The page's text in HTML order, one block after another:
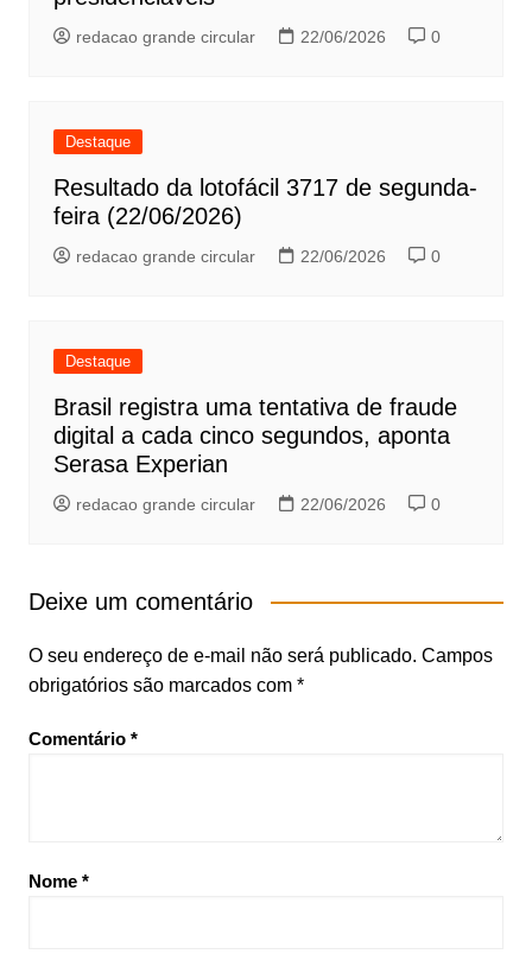
redacao grande circular 22/06/2026 0
Destaque
Resultado da lotofácil 3717 de segunda-
feira (22/06/2026)
redacao grande circular 22/06/2026 0
Destaque
Brasil registra uma tentativa de fraude
digital a cada cinco segundos, aponta
Serasa Experian
redacao grande circular 22/06/2026 0
Deixe um comentário
O seu endereço de e-mail não será publicado. Campos
obrigatórios são marcados com *
Comentário *
Nome *